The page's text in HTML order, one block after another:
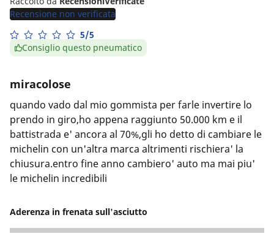
Recensione non verificata
5/5
Consiglio questo pneumatico
miracolose
quando vado dal mio gommista per farle invertire lo
prendo in giro,ho appena raggiunto 50.000 km e il
battistrada e' ancora al 70%,gli ho detto di cambiare le
michelin con un'altra marca altrimenti rischiera' la
chiusura.entro fine anno cambiero' auto ma mai piu'
le michelin incredibili
Aderenza in frenata sull'asciutto
5